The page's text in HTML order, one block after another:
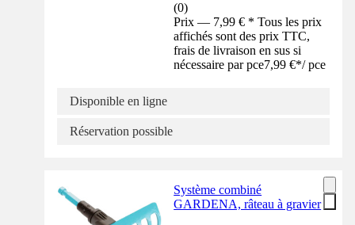
(0)
Prix — 7,99 € * Tous les prix
affichés sont des prix TTC,
frais de livraison en sus si
nécessaire par pce7,99 €*/ pce
Disponible en ligne
Réservation possible
Système combiné
GARDENA, râteau à gravier